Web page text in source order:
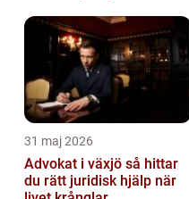
31 maj 2026
Advokat i växjö så hittar
du rätt juridisk hjälp när